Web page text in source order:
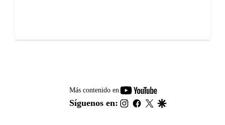
Más contenido en
youtube-
footer
Síguenos en: instagram
facebook
twitter